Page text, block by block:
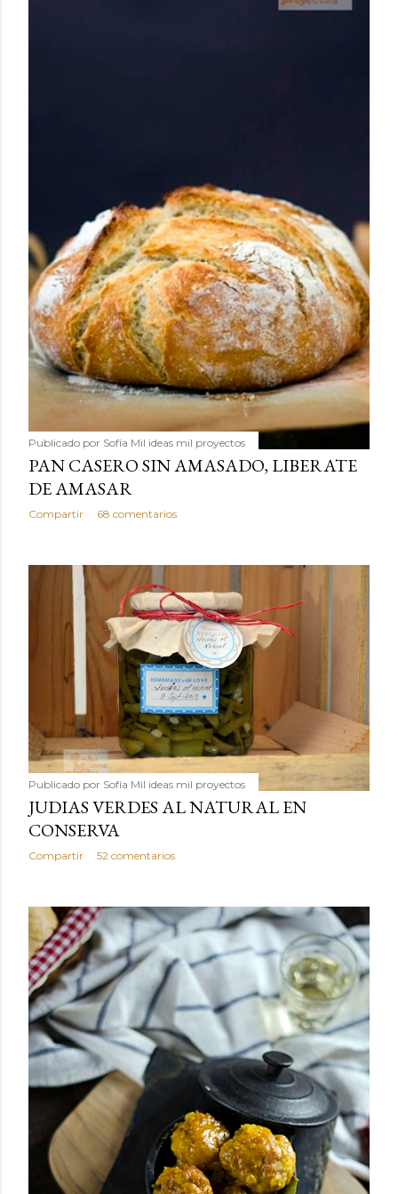
Publicado por Sofía Mil ideas mil proyectos
PAN CASERO SIN AMASADO, LIBERATE
DE AMASAR
Compartir 68 comentarios
Publicado por Sofía Mil ideas mil proyectos
JUDIAS VERDES AL NATURAL EN
CONSERVA
Compartir 52 comentarios